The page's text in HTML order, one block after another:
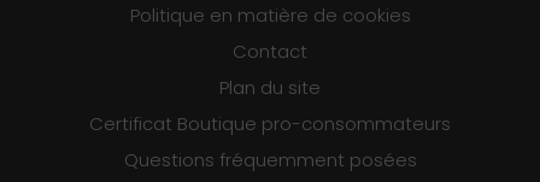
Politique en matière de cookies
Contact
Plan du site
Certificat Boutique pro-consommateurs
Questions fréquemment posées